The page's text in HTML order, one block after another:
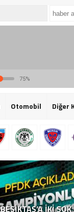
75%
Otomobil Diğer
BEŞIKTAŞ’A IKI